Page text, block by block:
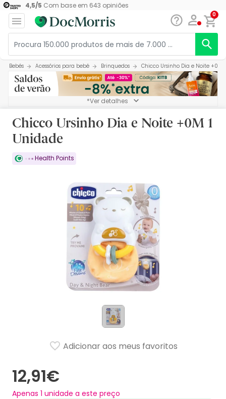
4,5/5 Com base em 643 opiniões
0
Bebés Acessórios para bebé Brinquedos Chicco Ursinho Dia e Noite +0M
*Ver detalhes
Chicco Ursinho Dia e Noite +0M 1
Unidade
Health Points
12,91€
Apenas 1 unidade a este preço
Adicionar aos meus favoritos